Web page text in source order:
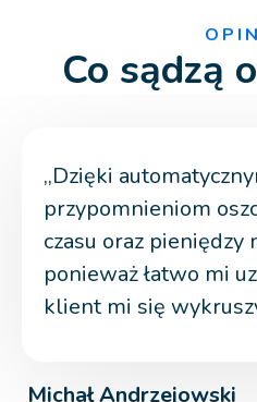
Co sądzą
,,Dzięki
przypomnieniom
czasu oraz pieniędzy
ponieważ łatwo mi
klient mi się
Michał Andrzejowski